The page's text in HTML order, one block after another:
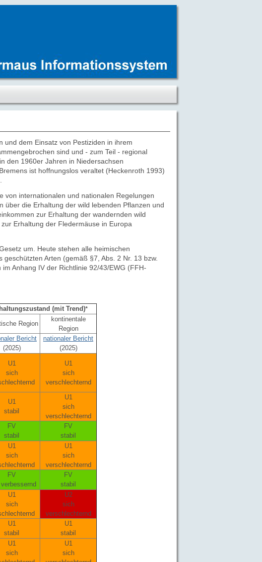
dem Einsatz von Pestiziden in ihrem
sind und - zum Teil - regional
den 1960er Jahren in Niedersachsen
ist hoffnungslos veraltet (Heckenroth 1993)
von internationalen und nationalen Regelungen
über die Erhaltung der wild lebenden Pflanzen und
zur Erhaltung der wandernden wild
Erhaltung der Fledermäuse in Europa
um. Heute stehen alle heimischen
Arten (gemäß §7, Abs. 2 Nr. 13 bzw.
im Anhang IV der Richtlinie 92/43/EWG (FFH-
(mit Trend)*
Region
kontinentale
Region
Bericht
(2025)
nationaler Bericht
(2025)
U1
sich
U1
sich
verschlechternd
U1
stabil
U1
sich
verschlechternd
FV
stabil
FV
stabil
U1
sich
U1
sich
verschlechternd
FV
FV
stabil
U1
sich
U2
sich
verschlechternd
U1
stabil
U1
stabil
U1
sich
U1
sich